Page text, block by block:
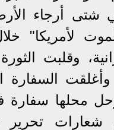
شتى أرجاء
لأمريكا"
وقلبت الثورة
السفارة
محلها سفارة
شعارات تحرير